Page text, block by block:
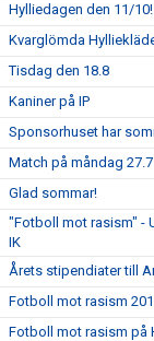
Hylliedagen den 11/10!
Kvarglömda
Tisdag den 18.8
Kaniner på IP
Sponsorhuset har
Match på måndag 27.7
Glad sommar!
"Fotboll mot rasism" -
IK
Årets stipendiater till
Fotboll mot rasism
Fotboll mot rasism på